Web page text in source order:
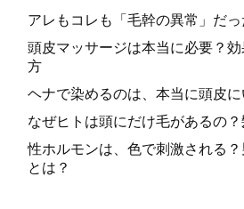
アレもコレも「毛幹の異常」だっ
頭皮マッサージは本当に必要？
方
ヘナで染めるのは、本当に頭皮に
なぜヒトは頭にだけ毛があるの
性ホルモンは、色で刺激される
とは？